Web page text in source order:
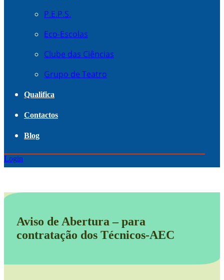
P.E.P.S.
Eco-Escolas
Clube das Ciências
Grupo de Teatro
Qualifica
Contactos
Blog
Login
Aviso de Abertura – para
contratação dos Técnicos-AEC